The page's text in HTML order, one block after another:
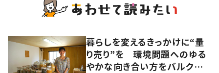
暮らしを変えるきっかけに“量
り売り”を 環境問題へのゆる
やかな向き合い方をバルクショ